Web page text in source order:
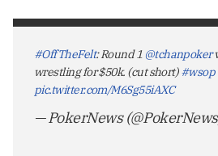
#OffTheFelt: Round 1 @tchanpoker
wrestling for $50k. (cut short)#wsop
pic.twitter.com/M6Sg55iAXC
— PokerNews